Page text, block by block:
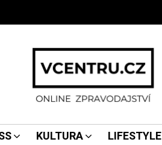
KULTURA LIFESTYLE